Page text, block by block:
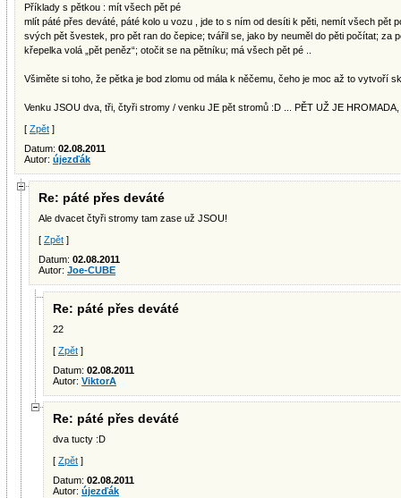
Příklady s pětkou : mít všech pět pé
mlít páté přes deváté, páté kolo u vozu , jde to s ním od desíti k pěti, nemít všech pět
svých pět švestek, pro pět ran do čepice; tvářil se, jako by neuměl do pěti počítat; za
křepelka volá „pět peněz“; otočit se na pětníku; má všech pět pé ..
Všiměte si toho, že pětka je bod zlomu od mála k něčemu, čeho je moc až to vytvoří
Venku JSOU dva, tři, čtyři stromy / venku JE pět stromů :D ... PĚT UŽ JE HROMADA,
[ Zpět ]
Datum: 02.08.2011
Autor: újezďák
Re: páté přes deváté
Ale dvacet čtyři stromy tam zase už JSOU!
[ Zpět ]
Datum: 02.08.2011
Autor: Joe-CUBE
Re: páté přes deváté
22
[ Zpět ]
Datum: 02.08.2011
Autor: ViktorA
Re: páté přes deváté
dva tucty :D
[ Zpět ]
Datum: 02.08.2011
Autor: újezďák